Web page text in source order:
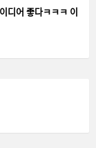
좋다ㅋㅋㅋ 이